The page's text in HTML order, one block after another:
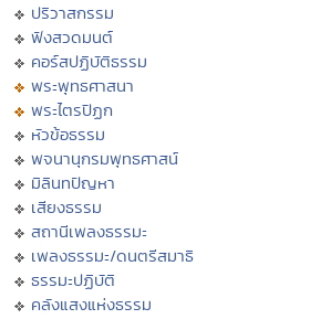
ปริวาสกรรม
ฟังสวดมนต์
คอร์สปฏิบัติธรรม
พระพุทธศาสนา
พระไตรปิฏก
หัวข้อธรรม
พจนานุกรมพุทธศาสน์
มิลินทปัญหา
เสียงธรรม
สถานีเพลงธรรมะ
เพลงธรรมะ/ดนตรีสมาธิ
ธรรมะปฏิบัติ
คลังแสงแห่งธรรม